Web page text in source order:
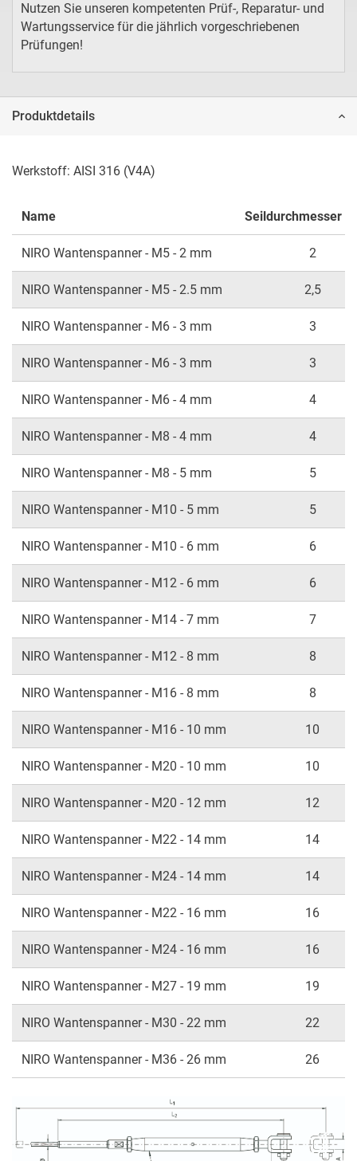
Nutzen Sie unseren kompetenten Prüf-, Reparatur- und
Wartungsservice für die jährlich vorgeschriebenen
Prüfungen!
Produktdetails
Werkstoff: AISI 316 (V4A)
Name Seildurchmesser
NIRO Wantenspanner - M5 - 2 mm 2
NIRO Wantenspanner - M5 - 2.5 mm 2,5
NIRO Wantenspanner - M6 - 3 mm 3
NIRO Wantenspanner - M6 - 3 mm 3
NIRO Wantenspanner - M6 - 4 mm 4
NIRO Wantenspanner - M8 - 4 mm 4
NIRO Wantenspanner - M8 - 5 mm 5
NIRO Wantenspanner - M10 - 5 mm 5
NIRO Wantenspanner - M10 - 6 mm 6
NIRO Wantenspanner - M12 - 6 mm 6
NIRO Wantenspanner - M14 - 7 mm 7
NIRO Wantenspanner - M12 - 8 mm 8
NIRO Wantenspanner - M16 - 8 mm 8
NIRO Wantenspanner - M16 - 10 mm 10
NIRO Wantenspanner - M20 - 10 mm 10
NIRO Wantenspanner - M20 - 12 mm 12
NIRO Wantenspanner - M22 - 14 mm 14
NIRO Wantenspanner - M24 - 14 mm 14
NIRO Wantenspanner - M22 - 16 mm 16
NIRO Wantenspanner - M24 - 16 mm 16
NIRO Wantenspanner - M27 - 19 mm 19
NIRO Wantenspanner - M30 - 22 mm 22
NIRO Wantenspanner - M36 - 26 mm 26